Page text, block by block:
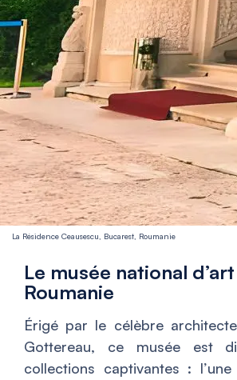
La Résidence Ceausescu, Bucarest, Roumanie
Le musée national
Roumanie
Érigé par le célèbre
Gottereau, ce musée est
collections captivantes :